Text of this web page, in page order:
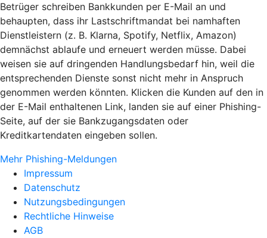
Betrüger schreiben Bankkunden per E-Mail an und
behaupten, dass ihr Lastschriftmandat bei namhaften
Dienstleistern (z. B. Klarna, Spotify, Netflix, Amazon)
demnächst ablaufe und erneuert werden müsse. Dabei
weisen sie auf dringenden Handlungsbedarf hin, weil die
entsprechenden Dienste sonst nicht mehr in Anspruch
genommen werden könnten. Klicken die Kunden auf den in
der E-Mail enthaltenen Link, landen sie auf einer Phishing-
Seite, auf der sie Bankzugangsdaten oder
Kreditkartendaten eingeben sollen.
Mehr Phishing-Meldungen
Impressum
Datenschutz
Nutzungsbedingungen
Rechtliche Hinweise
AGB